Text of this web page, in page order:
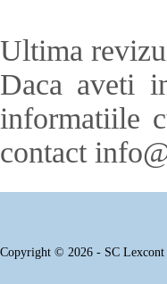
Ultima
Daca aveti
informatiile
contact
Copyright © 2026 - SC Lexcont